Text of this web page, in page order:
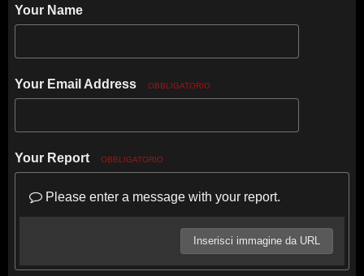
Your Name
Your Email Address OBBLIGATORIO
Your Report OBBLIGATORIO
Please enter a message with your report.
Inserisci immagine da URL